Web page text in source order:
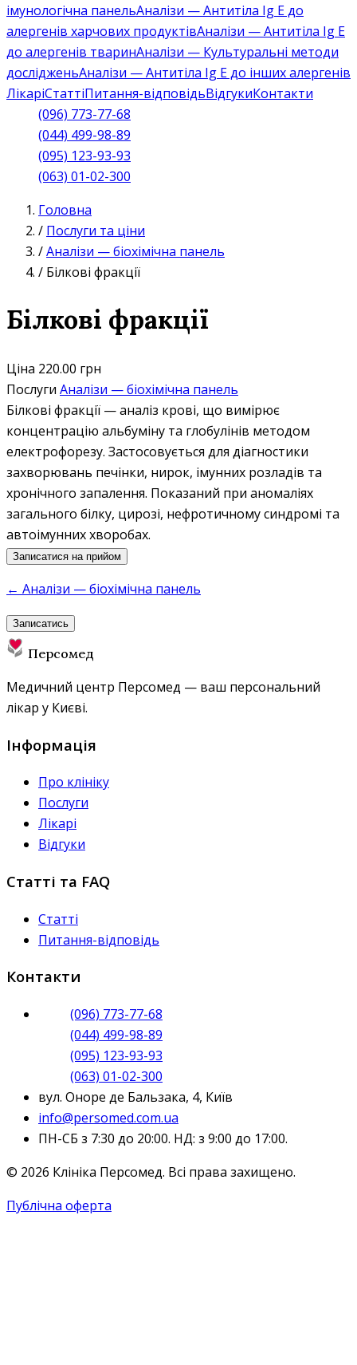
імунологічна панельАналізи — Антитіла Ig E до
алергенів харчових продуктівАналізи — Антитіла Ig E
до алергенів тваринАналізи — Культуральні методи
дослідженьАналізи — Антитіла Ig E до інших алергенів
ЛікаріСтаттіПитання-відповідьВідгукиКонтакти
(096) 773-77-68
(044) 499-98-89
(095) 123-93-93
(063) 01-02-300
Головна
/ Послуги та ціни
/Аналізи — біохімічна панель
/ Білкові фракції
Білкові фракції
Ціна 220.00 грн
Послуги Аналізи — біохімічна панель
Білкові фракції — аналіз крові, що вимірює
концентрацію альбуміну та глобулінів методом
електрофорезу. Застосовується для діагностики
захворювань печінки, нирок, імунних розладів та
хронічного запалення. Показаний при аномаліях
загального білку, цирозі, нефротичному синдромі та
автоімунних хворобах.
Записатися на прийом
← Аналізи — біохімічна панель
Записатись
Персомед
Медичний центр Персомед — ваш персональний
лікар у Києві.
Інформація
Про клініку
Послуги
Лікарі
Відгуки
Статті та FAQ
Статті
Питання-відповідь
Контакти
(096) 773-77-68
(044) 499-98-89
(095) 123-93-93
(063) 01-02-300
вул. Оноре де Бальзака, 4, Київ
info@persomed.com.ua
ПН-СБ з 7:30 до 20:00. НД: з 9:00 до 17:00.
© 2026 Клініка Персомед. Всі права захищено.
Публічна оферта